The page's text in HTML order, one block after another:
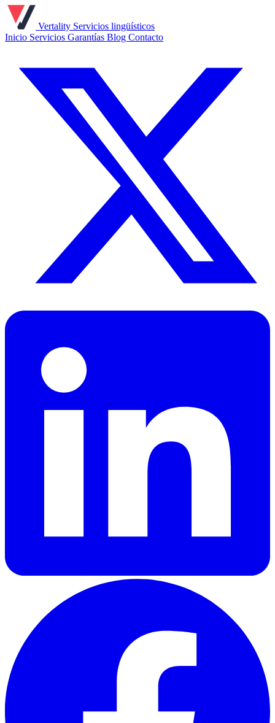
Vertality Servicios lingüísticos
Inicio Servicios Garantías Blog Contacto